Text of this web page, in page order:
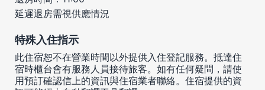
延遲退房需視供應情況
特殊入住指示
此住宿恕不在營業時間以外提供入住登記服務。抵達住
宿時櫃台會有服務人員接待旅客。如有任何疑問，請使
用預訂確認信上的資訊與住宿業者聯絡。住宿提供的資